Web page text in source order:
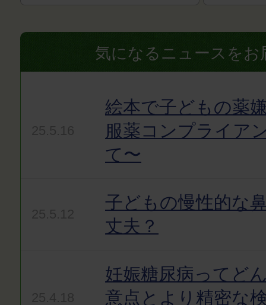
気になるニュースをお
絵本で子どもの薬
服薬コンプライア
て〜
子どもの慢性的な
丈夫？
妊娠糖尿病ってど
意点とより精密な